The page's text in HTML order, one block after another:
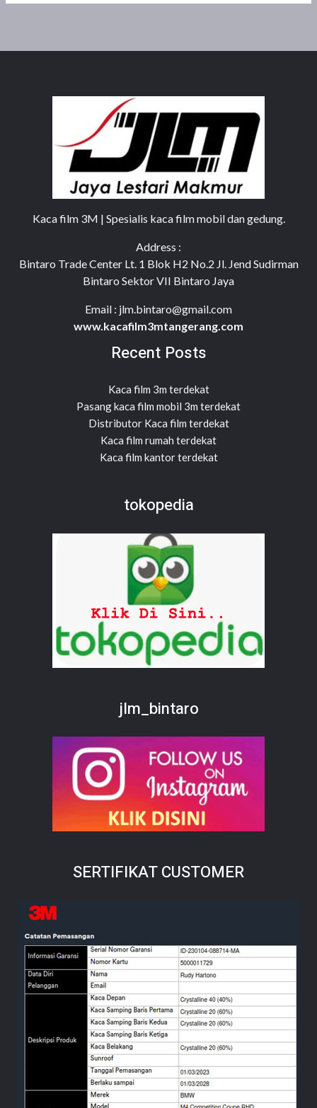
Kaca film 3M | Spesialis kaca film mobil dan gedung.
Address :
Bintaro Trade Center Lt. 1 Blok H2 No.2 Jl. Jend Sudirman
Bintaro Sektor VII Bintaro Jaya
Email : jlm.bintaro@gmail.com
www.kacafilm3mtangerang.com
Recent Posts
Kaca film 3m terdekat
Pasang kaca film mobil 3m terdekat
Distributor Kaca film terdekat
Kaca film rumah terdekat
Kaca film kantor terdekat
tokopedia
jlm_bintaro
SERTIFIKAT CUSTOMER